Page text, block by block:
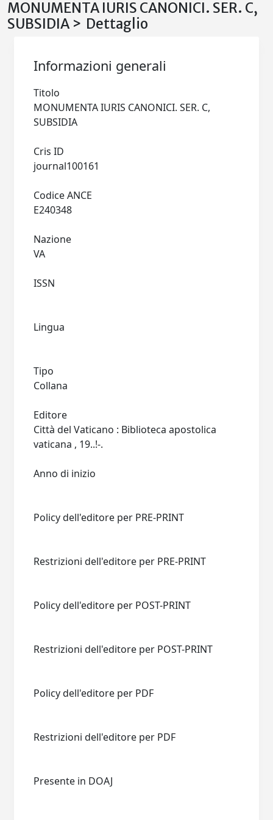
MONUMENTA IURIS CANONICI. SER. C,
SUBSIDIA > Dettaglio
Informazioni generali
Titolo
MONUMENTA IURIS CANONICI. SER. C,
Cris ID
Codice ANCE
Nazione
ISSN
Lingua
Tipo
Collana
Editore
Città del Vaticano : Biblioteca apostolica
Anno di inizio
Policy dell'editore per PRE-PRINT
Restrizioni dell'editore per PRE-PRINT
Policy dell'editore per POST-PRINT
Restrizioni dell'editore per POST-PRINT
Policy dell'editore per PDF
Restrizioni dell'editore per PDF
Presente in DOAJ